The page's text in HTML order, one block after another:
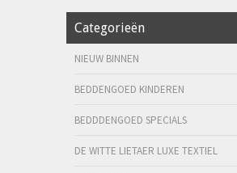
Categorieën
NIEUW BINNEN
BEDDENGOED KINDEREN
BEDDDENGOED SPECIALS
DE WITTE LIETAER LUXE TEXTIEL